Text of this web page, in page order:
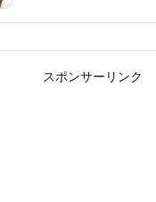
スポンサーリンク